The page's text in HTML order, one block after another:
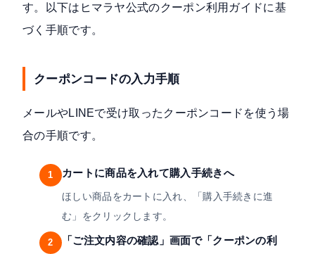
す。以下は ヒマラヤ公式のクーポン利用ガイドに基
づく手順です。
クーポンコードの入力手順
メールやLINEで受け取ったクーポンコードを使う場
合の手順です。
1 カートに商品を入れて購入手続きへ
ほしい商品をカートに入れ、「購入手続きに進
む」をクリックします。
2
「ご注文内容の確認」画面で「クーポンの利